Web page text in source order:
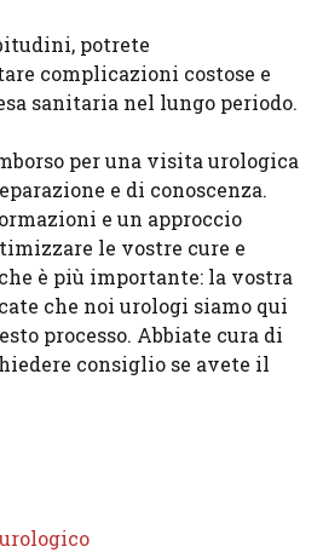
potrete
complicazioni costose e
sanitaria nel lungo periodo.
per una visita urologica
e di conoscenza.
e un approccio
le vostre cure e
è più importante: la vostra
che noi urologi siamo qui
processo. Abbiate cura di
consiglio se avete il